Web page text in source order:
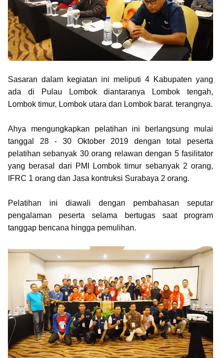
Sasaran dalam kegiatan ini meliputi 4 Kabupaten yang
ada di Pulau Lombok diantaranya Lombok tengah,
Lombok timur, Lombok utara dan Lombok barat. terangnya.
Ahya mengungkapkan pelatihan ini berlangsung mulai
tanggal 28 - 30 Oktober 2019 dengan total peserta
pelatihan sebanyak 30 orang relawan dengan 5 fasilitator
yang berasal dari PMI Lombok timur sebanyak 2 orang,
IFRC 1 orang dan Jasa kontruksi Surabaya 2 orang.
Pelatihan ini diawali dengan pembahasan seputar
pengalaman peserta selama bertugas saat program
tanggap bencana hingga pemulihan.